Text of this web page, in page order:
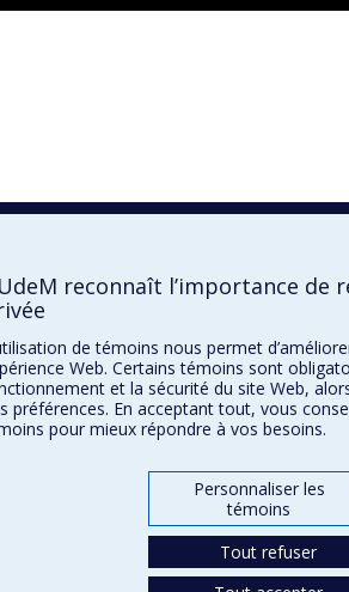
reconnaît l’importance de
de témoins nous permet
Web. Certains témoins sont
et la sécurité du site Web,
préférences. En acceptant tout, vous
pour mieux répondre à vos besoins.
Personnaliser les
témoins
Tout refuser